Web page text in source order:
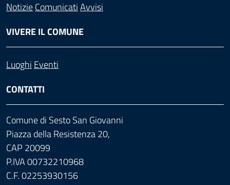
NotizieComunicatiAvvisi
VIVERE IL COMUNE
Luoghi Eventi
CONTATTI
Comune di Sesto San Giovanni
Piazza della Resistenza 20,
CAP 20099
P.IVA 00732210968
C.F. 02253930156